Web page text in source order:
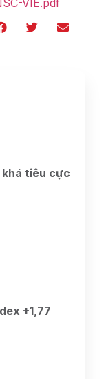
khá tiêu cực
+1,77